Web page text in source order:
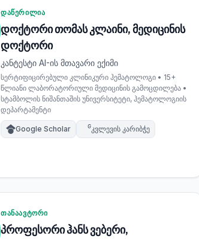
ᲓᲐᲬᲔᲠᲘᲚᲘᲐ
დოქტორი თომას კლაინი, მედიცინის
დოქტორი
კანტესტი AI-ის მთავარი ექიმი
სერტიფიცირებული კლინიკური ჰემატოლოგი • 15+
წლიანი ლაბორატორიული მედიცინის გამოცდილება •
სტამბოლის ნიშანთაშის უნივერსიტეტი, ჰემატოლოგიის
დეპარტამენტი
Google Scholar კვლევის კარიბჭე
ᲗᲐᲜᲐᲐᲕᲢᲝᲠᲘ
პროფესორი ჰანს ვებერი,